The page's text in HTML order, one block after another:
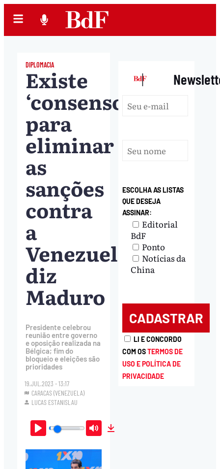
DIPLOMACIA
Existe
‘consenso’
para
eliminar
as
sanções
contra
a
Venezuela,
diz
Maduro
Presidente celebrou
reunião entre governo
e oposição realizada na
Bélgica; fim do
bloqueio e eleições são
prioridades
19.JUL.2023 - 13:17
CARACAS (VENEZUELA)
LUCAS ESTANISLAU
Play Mute
|
ESCOLHA AS LISTAS
QUE DESEJA
ASSINAR:
Editorial
BdF
Ponto
Notícias da
China
LI E CONCORDO
COM OSTERMOS DE
USO E POLÍTICA DE
PRIVACIDADE